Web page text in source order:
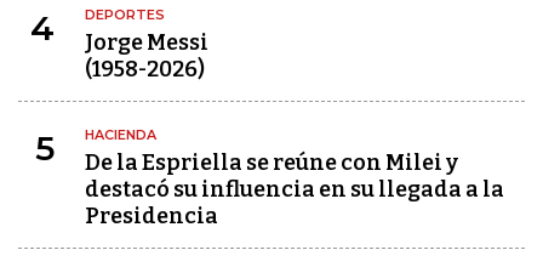
4 DEPORTES
Jorge Messi
(1958-2026)
5 HACIENDA
De la Espriella se reúne con Milei y
destacó su influencia en su llegada a la
Presidencia